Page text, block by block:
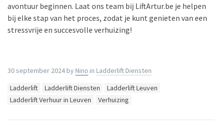
avontuur beginnen. Laat ons team bij LiftArtur.be je helpen
bij elke stap van het proces, zodat je kunt genieten van een
stressvrije en succesvolle verhuizing!
30 september 2024by Nino in Ladderlift Diensten
Tags:
Ladderlift Ladderlift Diensten
Ladderlift Leuven
Ladderlift Verhuur in Leuven
Verhuizing